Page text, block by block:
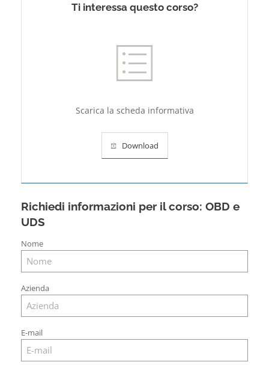
Ti interessa questo corso?
Scarica la scheda informativa
Download
Richiedi informazioni per il corso: OBD e
UDS
Nome
Azienda
E-mail